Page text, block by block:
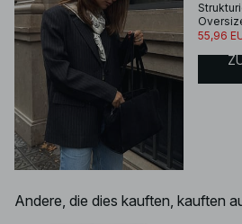
55,96
Andere, die dies kauften, kauften